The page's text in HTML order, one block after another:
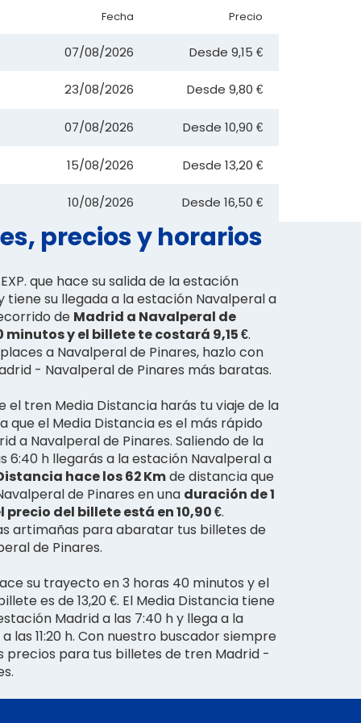
Fecha Precio
07/08/2026 Desde 9,15 €
23/08/2026 Desde 9,80 €
07/08/2026 Desde 10,90 €
15/08/2026 Desde 13,20 €
10/08/2026 Desde 16,50 €
precios y horarios
que hace su salida de la estación
tiene su llegada a la estación Navalperal a
de Madrid a Navalperal de
minutos y el billete te costará 9,15 €.
a Navalperal de Pinares, hazlo con
- Navalperal de Pinares más baratas.
el tren Media Distancia harás tu viaje de la
que el Media Distancia es el más rápido
a Navalperal de Pinares. Saliendo de la
6:40 h llegarás a la estación Navalperal a
hace los 62 Kmde distancia que
de Pinares en una duración de 1
precio del billete está en 10,90 €.
artimañas para abaratar tus billetes de
de Pinares.
su trayecto en 3 horas 40 minutos y el
es de 13,20 €. El Media Distancia tiene
Madrid a las 7:40 h y llega a la
las 11:20 h. Con nuestro buscador siempre
precios para tus billetes de tren Madrid -